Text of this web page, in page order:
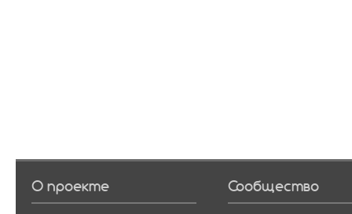
О проекте Сообщество